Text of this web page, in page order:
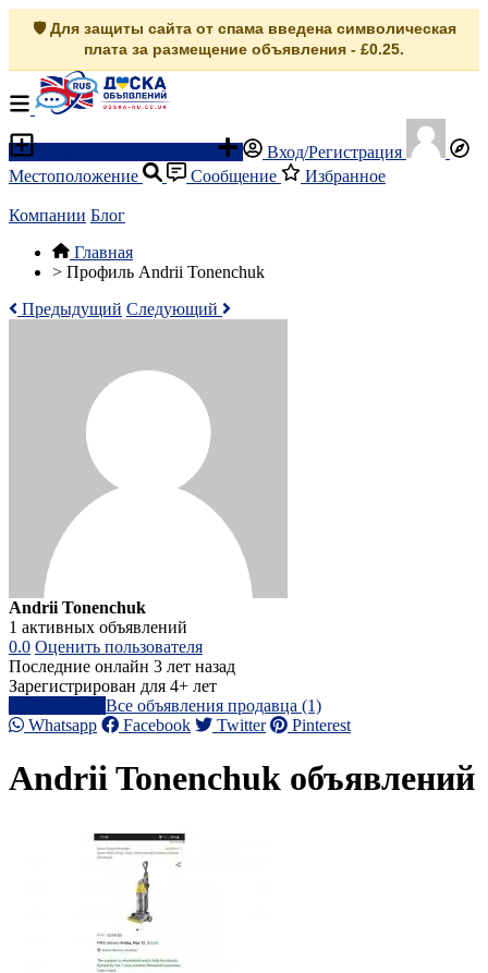
🛡️ Для защиты сайта от спама введена символическая
плата за размещение объявления - £0.25.
Вход/Регистрация
Местоположение
Сообщение Избранное
Компании Блог
Главная
> Профиль Andrii Tonenchuk
Предыдущий Следующий
Andrii Tonenchuk
1 активных объявлений
0.0 Оценить пользователя
Последние онлайн 3 лет назад
Зарегистрирован для 4+ лет
Все объявления продавца (1)
Whatsapp
Facebook Twitter Pinterest
Andrii Tonenchuk объявлений